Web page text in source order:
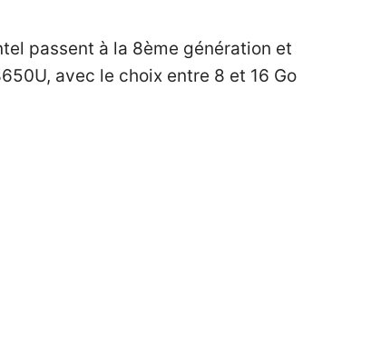
passent à la 8ème génération et
avec le choix entre 8 et 16 Go